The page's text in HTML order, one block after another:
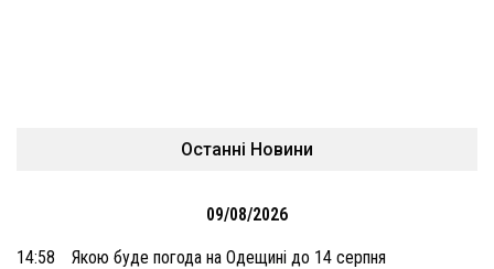
Останні Новини
09/08/2026
14:58 Якою буде погода на Одещині до 14 серпня